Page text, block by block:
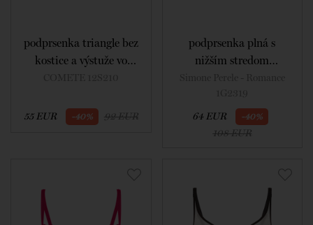
podprsenka triangle bez
kostice a výstuže vo
55 EUR -40% 92 EUR
podprsenka plná s
nižším stredom
64 EUR -40%
108 EUR